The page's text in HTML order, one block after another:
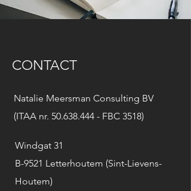
CONTACT
Natalie Meersman Consulting BV
(ITAA nr. 50.638.444 - FBC 3518)
Windgat 31
B-9521 Letterhoutem (Sint-Lievens-
Houtem)